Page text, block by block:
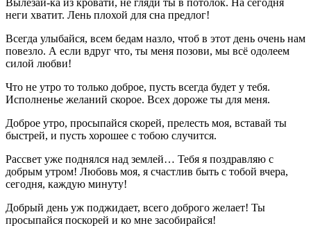
Вылезай-ка из кровати, не гляди ты в потолок. На сегодня
неги хватит. Лень плохой для сна предлог!
Всегда улыбайся, всем бедам назло, чтоб в этот день очень нам
повезло. А если вдруг что, ты меня позови, мы всё одолеем
силой любви!
Что не утро то только доброе, пусть всегда будет у тебя.
Исполненье желаний скорое. Всех дороже ты для меня.
Доброе утро, просыпайся скорей, прелесть моя, вставай ты
быстрей, и пусть хорошее с тобою случится.
Рассвет уже поднялся над землей… Тебя я поздравляю с
добрым утром! Любовь моя, я счастлив быть с тобой вчера,
сегодня, каждую минуту!
Добрый день уж поджидает, всего доброго желает! Ты
просыпайся поскорей и ко мне засобирайся!